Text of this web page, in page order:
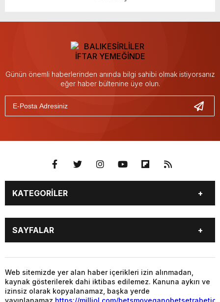
Günün önemli haberlerinden anında bilgi sahibi olmak istiyorsanız
eğer haber bültenine üye olun.
KATEGORİLER
YAŞAM
SİYASET
GAZETE OKU
PUAN DURUMU
TÜM MANŞET HABERLERİ
SAYFALAR
MAGAZİN
YAŞAM
SİYASET
EKONOMİ
Web sitemizde yer alan haber içerikleri izin alınmadan,
kaynak gösterilerek dahi iktibas edilemez. Kanuna aykırı ve
izinsiz olarak kopyalanamaz, başka yerde
yayınlanamaz. https://milliol.com/betsmoveganobetsetrabet